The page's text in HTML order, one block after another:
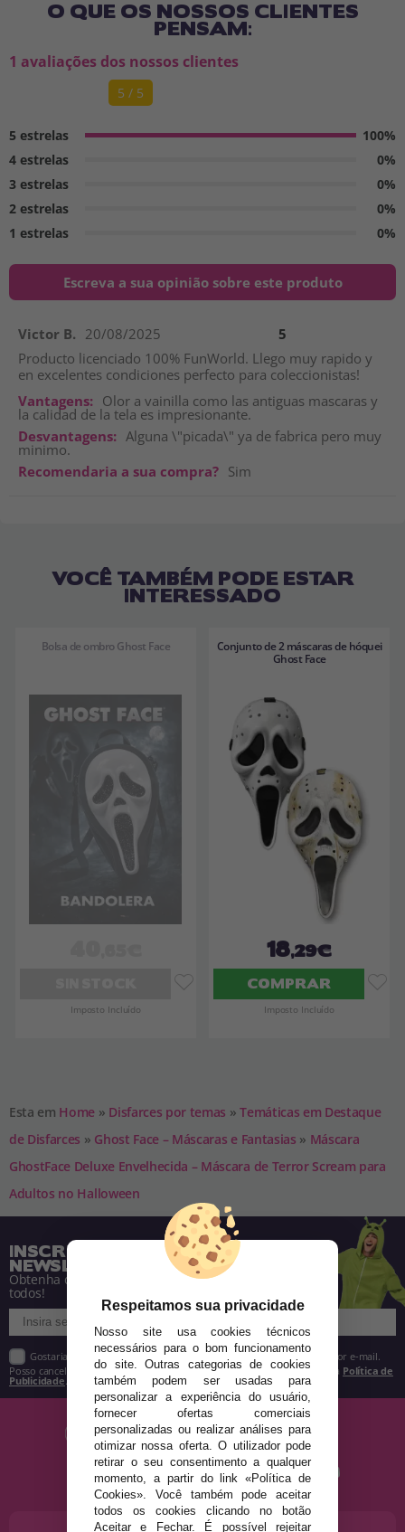
O QUE OS NOSSOS CLIENTES
PENSAM:
1 avaliações dos nossos clientes
5 / 5
5 estrelas
100%
4 estrelas
0%
3 estrelas
0%
2 estrelas
0%
1 estrelas
0%
Escreva a sua opinião sobre este produto
Victor B. 20/08/2025
5
Producto licenciado 100% FunWorld. Llego muy rapido y
en excelentes condiciones perfecto para coleccionistas!
Vantagens: Olor a vainilla como las antiguas mascaras y
la calidad de la tela es impresionante.
Desvantagens: Alguna \"picada\" ya de fabrica pero muy
minimo.
Recomendaria a sua compra? Sim
VOCÊ TAMBÉM PODE ESTAR
INTERESSADO
Bolsa de ombro Ghost Face
Imposto Incluído
Conjunto de 2 máscaras de hóquei
Ghost Face
18,29€
COMPRAR
Imposto Incluído
Esta em Home » Disfarces por temas » Temáticas em Destaque
de Disfarces » Ghost Face – Máscaras e Fantasias » Máscara
GhostFace Deluxe Envelhecida – Máscara de Terror Scream para
Adultos no Halloween
INSCREVA-SE NA NOSSA
NEWSLETTER
Obtenha descontos e saiba de tudo antes de
todos!
Gostaria de receber descontos exclusivos, novidades e tendências por e-mail.
Posso cancelar a inscrição a qualquer momento, conforme estipulado na Política de
Publicidade
Respeitamos sua privacidade
Nosso site usa cookies técnicos
necessários para o bom funcionamento
do site. Outras categorias de cookies
também podem ser usadas para
personalizar a experiência do usuário,
fornecer ofertas comerciais
personalizadas ou realizar análises para
otimizar nossa oferta. O utilizador pode
retirar o seu consentimento a qualquer
momento, a partir do link «Política de
Cookies». Você também pode aceitar
todos os cookies clicando no botão
Aceitar e Fechar. É possível rejeitar